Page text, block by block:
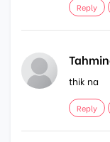
Reply
thik na
Reply